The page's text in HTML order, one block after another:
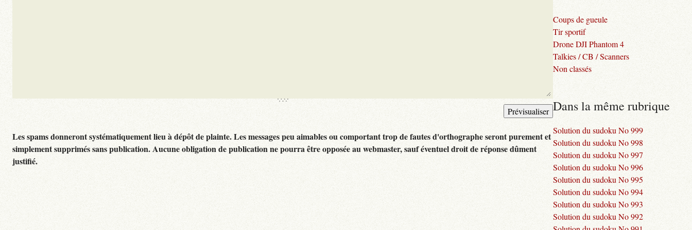
Les spams donneront systématiquement lieu à dépôt de plainte. Les messages peu aimables ou comportant trop de fautes d'orthographe seront purement et
simplement supprimés sans publication. Aucune obligation de publication ne pourra être opposée au webmaster, sauf éventuel droit de réponse dûment
justifié.
Coups de gueule
Tir sportif
Drone DJI Phantom 4
Talkies / CB / Scanners
Non classés
Dans la même rubrique
Solution du sudoku No 999
Solution du sudoku No 998
Solution du sudoku No 997
Solution du sudoku No 996
Solution du sudoku No 995
Solution du sudoku No 994
Solution du sudoku No 993
Solution du sudoku No 992